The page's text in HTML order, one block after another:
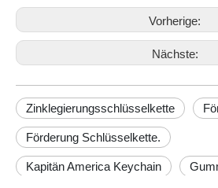
Vorherige:
Nächste:
Zinklegierungsschlüsselkette
Förderung Schlüsselkette.
Kapitän America Keychain